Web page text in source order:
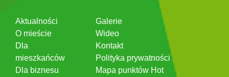
Aktualności
O mieście
Dla
mieszkańców
Dla biznesu
Galerie
Wideo
Kontakt
Polityka prywatności
Mapa punktów Hot